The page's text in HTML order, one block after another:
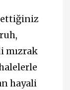
mızrak
hayali